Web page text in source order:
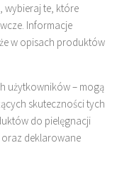
wybieraj te, które
Informacje
w opisach produktów
użytkowników – mogą
skuteczności tych
do pielęgnacji
oraz deklarowane